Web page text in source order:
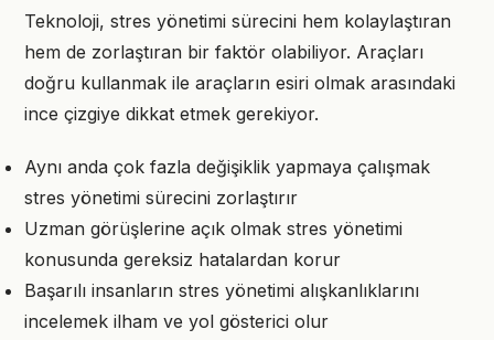
Teknoloji, stres yönetimi sürecini hem kolaylaştıran
hem de zorlaştıran bir faktör olabiliyor. Araçları
doğru kullanmak ile araçların esiri olmak arasındaki
ince çizgiye dikkat etmek gerekiyor.
Aynı anda çok fazla değişiklik yapmaya çalışmak
stres yönetimi sürecini zorlaştırır
Uzman görüşlerine açık olmak stres yönetimi
konusunda gereksiz hatalardan korur
Başarılı insanların stres yönetimi alışkanlıklarını
incelemek ilham ve yol gösterici olur